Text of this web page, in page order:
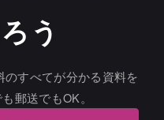
う
すべてが分かる資料を
郵送でもOK。